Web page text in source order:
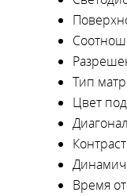
Тип
Цвет
Время